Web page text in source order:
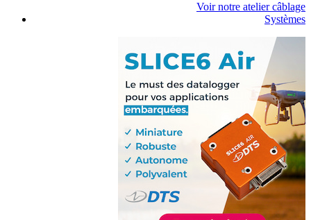
Voir notre atelier câblage
Systèmes